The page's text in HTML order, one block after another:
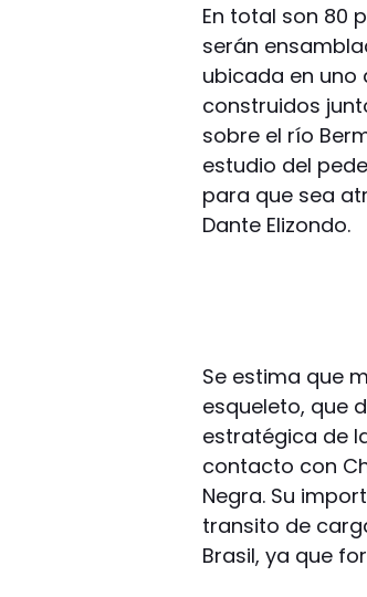
En total son 80
serán
ubicada en uno
construidos
sobre el río
estudio del
para que sea
Dante Elizondo.
Se estima que
esqueleto, que
estratégica de
contacto con
Negra. Su
transito de
Brasil, ya que